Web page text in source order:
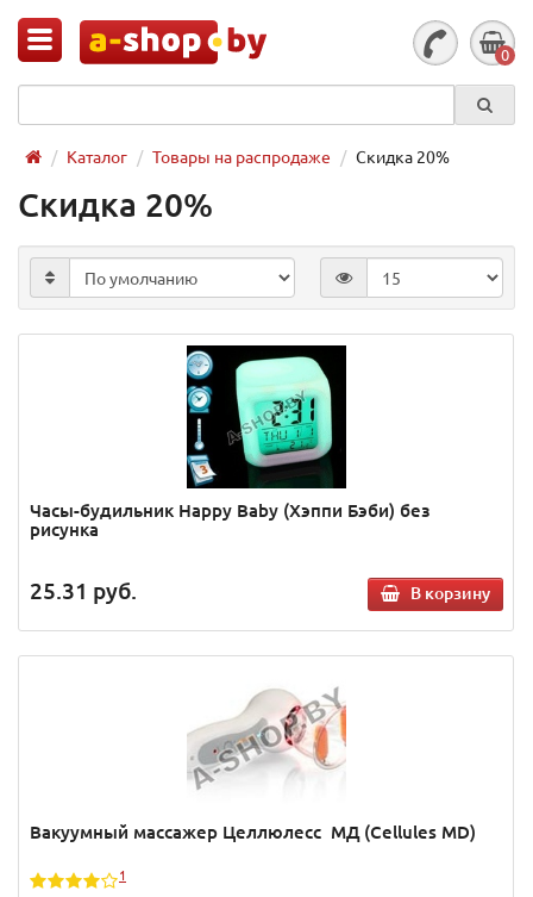
0
Каталог Товары на распродаже Скидка 20%
Скидка 20%
Часы-будильник Happy Baby (Хэппи Бэби) без
рисунка
25.31 руб. В корзину
Вакуумный массажер Целлюлесс МД (Cellules MD)
1